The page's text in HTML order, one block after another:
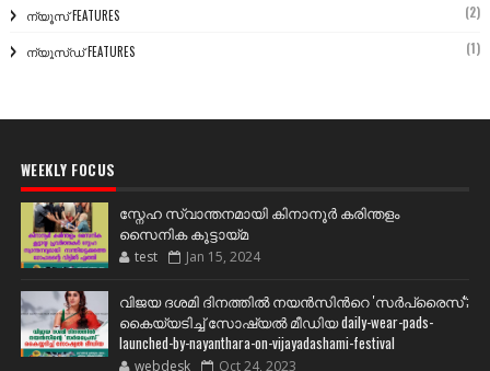
ന്യൂസ് FEATURES (2)
ന്യൂസ്ഡ് FEATURES (1)
WEEKLY FOCUS
സ്നേഹ സ്വാന്തനമായി കിനാനൂർ കരിന്തളം
സൈനിക കൂട്ടായ്മ
test Jan 15, 2024
വിജയ ദശമി ദിനത്തില്‍ നയന്‍സിന്‍റെ 'സര്‍പ്രൈസ്';
കൈയ്യടിച്ച് സോഷ്യല്‍ മീഡിയ daily-wear-pads-
launched-by-nayanthara-on-vijayadashami-festival
webdesk Oct 24, 2023